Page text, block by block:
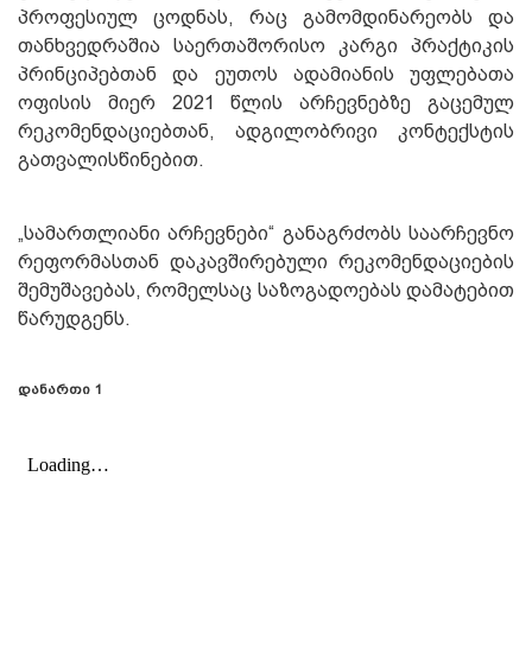
პროფესიულ ცოდნას, რაც გამომდინარეობს და
თანხვედრაშია საერთაშორისო კარგი პრაქტიკის
პრინციპებთან და ეუთოს ადამიანის უფლებათა
ოფისის მიერ 2021 წლის არჩევნებზე გაცემულ
რეკომენდაციებთან, ადგილობრივი კონტექსტის
გათვალისწინებით.
„სამართლიანი არჩევნები“ განაგრძობს საარჩევნო
რეფორმასთან დაკავშირებული რეკომენდაციების
შემუშავებას, რომელსაც საზოგადოებას დამატებით
წარუდგენს.
დანართი 1